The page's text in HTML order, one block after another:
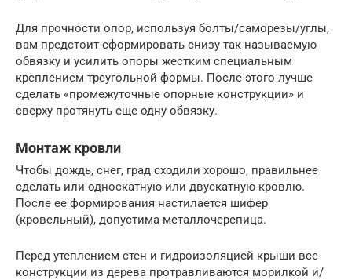
Для прочности опор, используя болты/саморезы/углы,
вам предстоит сформировать снизу так называемую
обвязку и усилить опоры жестким специальным
креплением треугольной формы. После этого лучше
сделать «промежуточные опорные конструкции» и
сверху протянуть еще одну обвязку.
Монтаж кровли
Чтобы дождь, снег, град сходили хорошо, правильнее
сделать или односкатную или двускатную кровлю.
После ее формирования настилается шифер
(кровельный), допустима металлочерепица.
Перед утеплением стен и гидроизоляцией крыши все
конструкции из дерева протравливаются морилкой и/